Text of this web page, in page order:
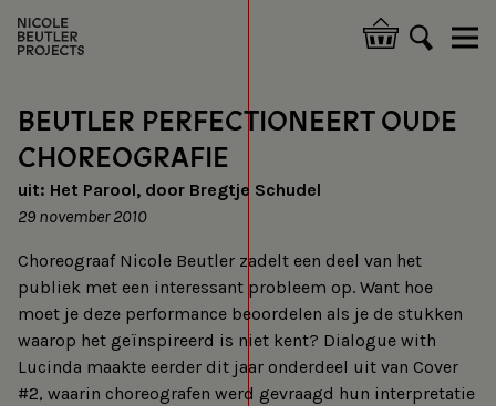
main
Hoofdnavigatie
BEUTLER PERFECTIONEERT OUDE
CHOREOGRAFIE
uit: Het Parool, door Bregtje Schudel
29 november 2010
Choreograaf Nicole Beutler zadelt een deel van het
publiek met een interessant probleem op. Want hoe
moet je deze performance beoordelen als je de stukken
waarop het geïnspireerd is niet kent? Dialogue with
Lucinda maakte eerder dit jaar onderdeel uit van Cover
#2, waarin choreografen werd gevraagd hun interpretatie